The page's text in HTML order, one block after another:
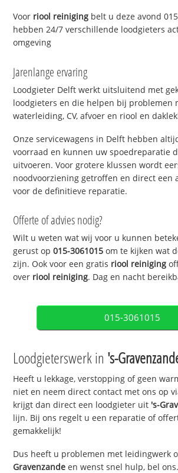
Voor riool reiniging belt u deze avond
hebben 24/7 verschillende loodgieters
omgeving
Jarenlange ervaring
Loodgieter Delft werkt uitsluitend met
loodgieters en die helpen bij problemen
waterleiding, CV, afvoer en riool en
Onze servicewagens in Delft hebben
voorraad en kunnen uw spoedreparatie
uitvoeren. Voor grotere klussen wordt
noodvoorziening getroffen en direct een
voor de definitieve reparatie.
Offerte of advies nodig?
Wilt u weten wat wij voor u kunnen
gerust op015-3061015 om te kijken wat
zijn. Ook voor een gratis riool reiniging
over riool reiniging. Dag en nacht
015-3061015
Loodgieterswerk in 's-
Heeft u lekkage, verstopping of geen
niet en neem direct contact met ons op
krijgt dan direct een loodgieter uit 's-
lijn. Bij ons regelt u een reparatie of
gemakkelijk!
Dus heeft u problemen met leidingwerk
Gravenzande en wenst snel hulp, bel